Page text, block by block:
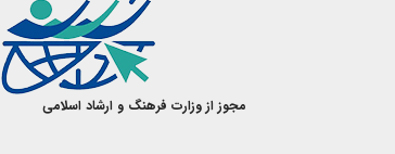
مجوز از وزارت فرهنگ و ارشاد اسلامی